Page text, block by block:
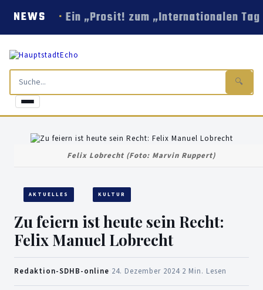
NEWS Ein „Prosit! zum „Internationalen
🔍
Felix Lobrecht (Foto: Marvin Ruppert)
AKTUELLES KULTUR
Zu feiern ist heute sein Recht:
Felix Manuel Lobrecht
Redaktion-SDHB-online 24. Dezember 2024 2 Min. Lesen